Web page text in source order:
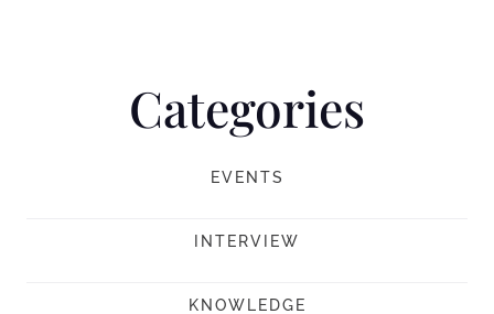
Categories
EVENTS
INTERVIEW
KNOWLEDGE